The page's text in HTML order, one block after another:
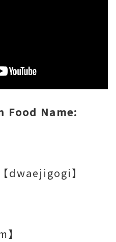
Food Name:
dwaejigogi】